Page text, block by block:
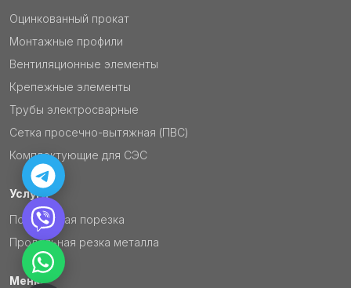
Оцинкованный прокат
Монтажные профили
Вентиляционные элементы
Крепежные элементы
Трубы электросварные
Сетка просечно-вытяжная (ПВС)
Комплектующие для СЭС
Услуги
Поперечная порезка
Продольная резка металла
Меню